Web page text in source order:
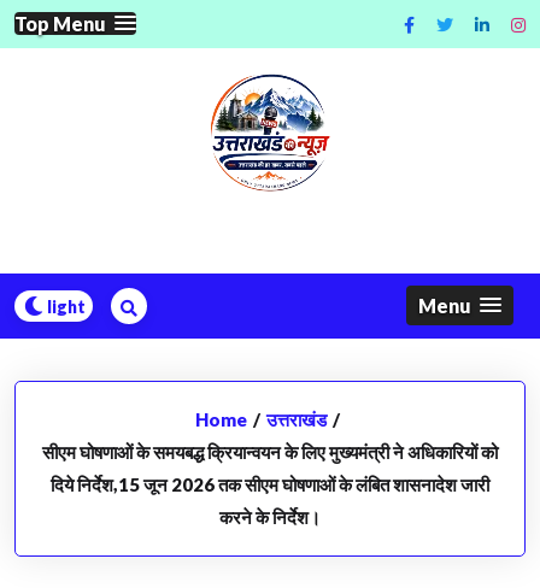
Skip
to
Top Menu
Menu
Home / उत्तराखंड /
सीएम घोषणाओं के समयबद्ध क्रियान्वयन के लिए मुख्यमंत्री ने अधिकारियों को
दिये निर्देश,15 जून 2026 तक सीएम घोषणाओं के लंबित शासनादेश जारी
करने के निर्देश।